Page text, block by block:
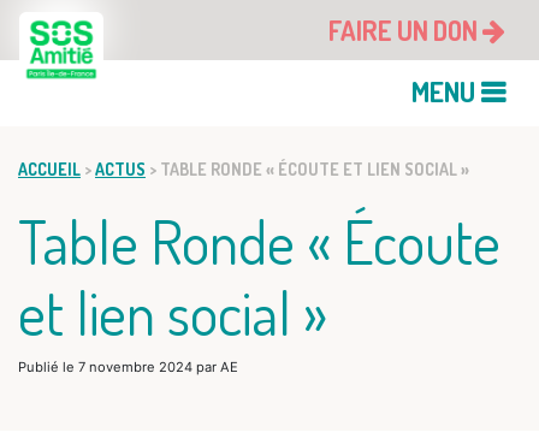
FAIRE UN DON
MENU
ACCUEIL >ACTUS > TABLE RONDE « ÉCOUTE ET LIEN SOCIAL »
Table Ronde « Écoute
et lien social »
Publié le 7 novembre 2024 par AE